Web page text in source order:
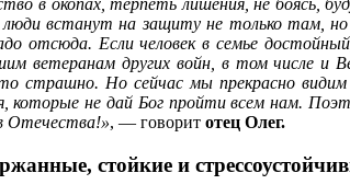
в окопах, терпеть лишения, не боясь,
встанут на защиту не только там,
отсюда. Если человек в семье
ветеранам других войн, в том числе
страшно. Но сейчас мы прекрасно
не дай Бог пройти всем нам.
Отечества!», — говорит отец Олег.
стойкие и